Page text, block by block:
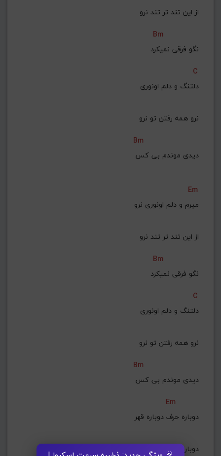
از این تند تر تند نرو
Bm
نگو فرقی نمیکرد
C
دلتنگ و دلم اونوری
نرو همه رفتن تو نرو
Bm
دیدی موندم بی کس
Em
میرم و دلم اونوری نرو
از این تند تر تند نرو
Bm
نگو فرقی نمیکرد
C
دلتنگ و دلم اونوری
نرو همه رفتن تو نرو
Bm
دیدی موندم بی کس
Em
دوباره حرف دوباره قهر
دوباره بحث رو پشت